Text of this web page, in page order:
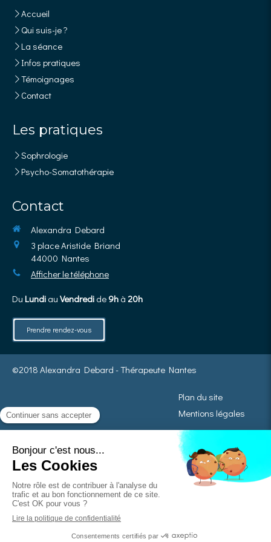
Accueil
Qui suis-je ?
La séance
Infos pratiques
Témoignages
Contact
Les pratiques
Sophrologie
Psycho-Somatothérapie
Contact
Alexandra Debard
3 place Aristide Briand
44000 Nantes
Afficher le téléphone
Du Lundi au Vendredi de 9h à 20h
Prendre rendez-vous
©2018 Alexandra Debard - Thérapeute Nantes
Plan du site
Mentions légales
La Sophrologie ne se substitue pas à un avis médical, ni à aucun traitement
médical d’aucune sorte.
Mais de nombreux médecins la conseillent car elle contribue au maintien de
Elle peut également compléter un accompagnement médical ou
thérapeutique.
Création et référencement du site par Simplébo